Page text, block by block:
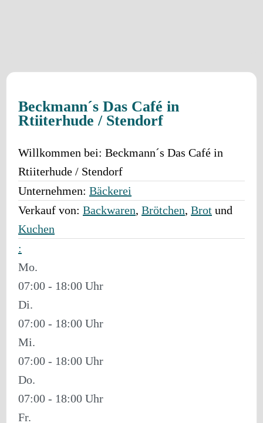
Beckmann´s Das Café in
Rtiiterhude / Stendorf
Willkommen bei: Beckmann´s Das Café in
Rtiiterhude / Stendorf
Unternehmen: Bäckerei
Verkauf von: Backwaren, Brötchen, Brot und
Kuchen
:
Mo.
07:00 - 18:00
Di.
07:00 - 18:00
Mi.
07:00 - 18:00
Do.
07:00 - 18:00
Fr.